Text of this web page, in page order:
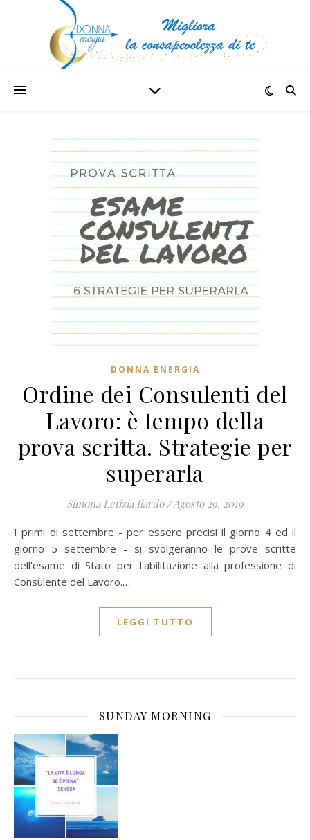
DONNA ENERGIA
Ordine dei Consulenti del
Lavoro: è tempo della
prova scritta. Strategie per
superarla
Simona Letizia Ilardo /Agosto 29, 2019
I primi di settembre - per essere precisi il giorno 4 ed il
giorno 5 settembre - si svolgeranno le prove scritte
dell'esame di Stato per l'abilitazione alla professione di
Consulente del Lavoro.…
LEGGI TUTTO
SUNDAY MORNING